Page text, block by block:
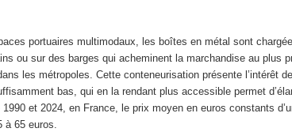
portuaires multimodaux, les boîtes en métal sont
ou sur des barges qui acheminent la marchandise au plus
les métropoles. Cette conteneurisation présente l’intérêt
bas, qui en la rendant plus accessible permet
et 2024, en France, le prix moyen en euros constants
65 euros.